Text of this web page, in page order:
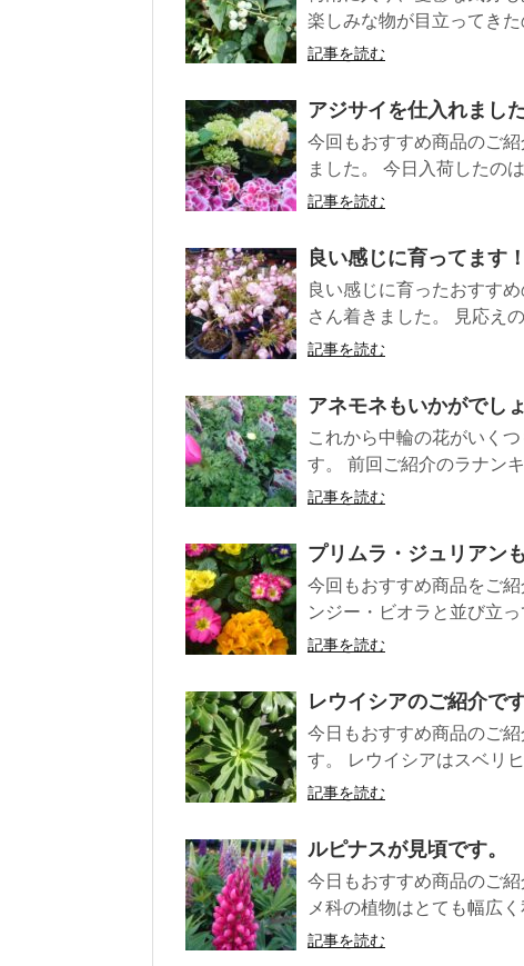
楽しみな物が目立ってき
記事を読む
アジサイを仕入れました
今回もおすすめ商品のご
ました。 今日入荷したの
記事を読む
良い感じに育ってます！
良い感じに育ったおすす
さん着きました。 見応え
記事を読む
アネモネもいかがでしょ
これから中輪の花がいく
す。 前回ご紹介のラナン
記事を読む
プリムラ・ジュリアン
今回もおすすめ商品をご
ンジー・ビオラと並び立
記事を読む
レウイシアのご紹介です
今日もおすすめ商品のご
す。 レウイシアはスベリ
記事を読む
ルピナスが見頃です。
今日もおすすめ商品のご
メ科の植物はとても幅広
記事を読む